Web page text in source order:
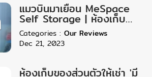
แมวบินมาเยือน MeSpace
Self Storage | ห้องเก็บ
ของส่วนตัวให้เช่า 24 ชม. |
ตัดใจทิ้งไม่ได้มาเก็บที่นี่
Categories: Our Reviews
Dec 21, 2023
ห้องเก็บของส่วนตัวให้เช่า 'มี